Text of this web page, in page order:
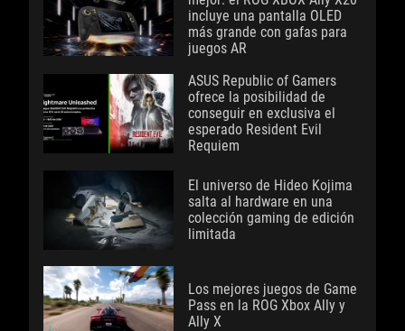
incluye una pantalla OLED
más grande con gafas para
juegos AR
ASUS Republic of Gamers
ofrece la posibilidad de
conseguir en exclusiva el
esperado Resident Evil
Requiem
El universo de Hideo Kojima
salta al hardware en una
colección gaming de edición
limitada
Los mejores juegos de Game
Pass en la ROG Xbox Ally y
Ally X